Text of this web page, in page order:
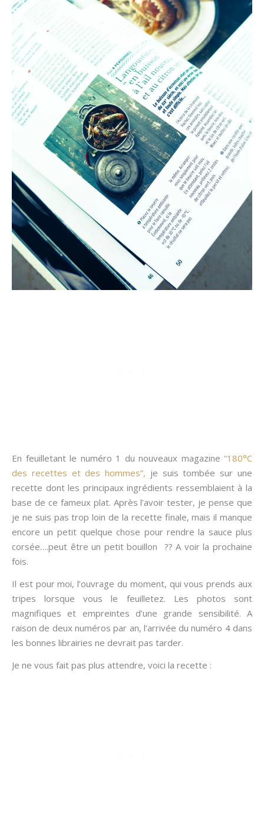
En feuilletant le numéro 1 du nouveaux magazine “180°C
des recettes et des hommes”, je suis tombée sur une
recette dont les principaux ingrédients ressemblaient à la
base de ce fameux plat. Après l’avoir tester, je pense que
je ne suis pas trop loin de la recette finale, mais il manque
encore un petit quelque chose pour rendre la sauce plus
corsée….peut être un petit bouillon ?? A voir la prochaine
fois.
Il est pour moi, l’ouvrage du moment, qui vous prends aux
tripes lorsque vous le feuilletez. Les photos sont
magnifiques et empreintes d’une grande sensibilité. A
raison de deux numéros par an, l’arrivée du numéro 4 dans
les bonnes librairies ne devrait pas tarder.
Je ne vous fait pas plus attendre, voici la recette :